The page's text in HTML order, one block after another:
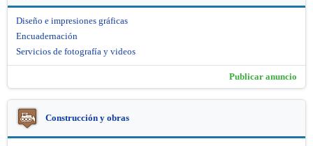
Diseño e impresiones gráficas
Encuadernación
Servicios de fotografía y videos
Publicar anuncio
Construcción y obras